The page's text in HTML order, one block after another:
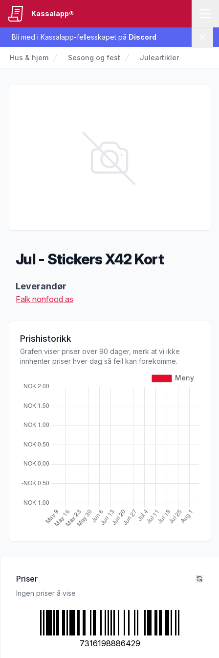
Bli med i Kassalapp-fellesskapet på Discord
Kassalapp®
Hus & hjem Sesong og fest Juleartikler
Jul - Stickers X42 Kort
Leverandør
Falk nonfood as
Prishistorikk
Grafen viser priser over 90 dager, merk at vi ikke
innhenter priser hver dag så feil kan forekomme.
Priser
Ingen priser å vise
7316198886429